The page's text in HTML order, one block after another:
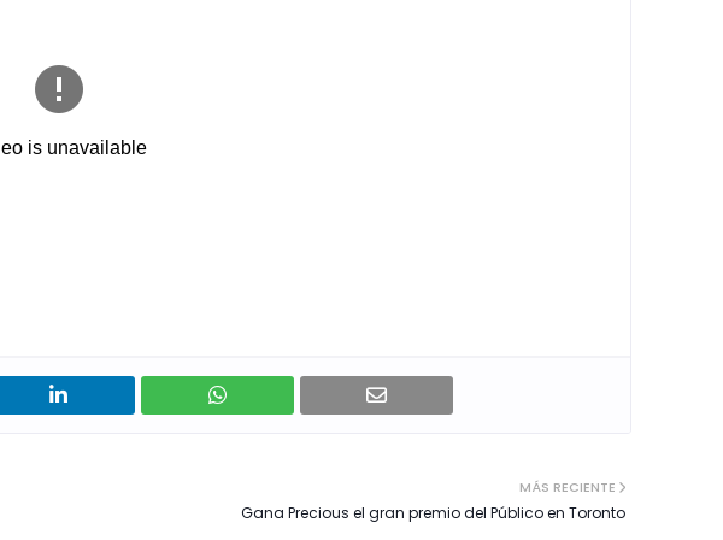
MÁS RECIENTE
Gana Precious el gran premio del Público en Toronto